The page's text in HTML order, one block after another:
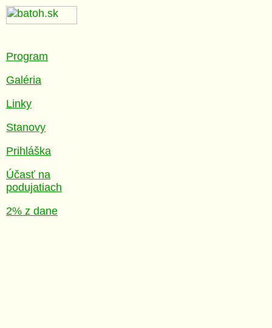
Program
Galéria
Linky
Stanovy
Prihláška
Účasť na
podujatiach
2% z dane